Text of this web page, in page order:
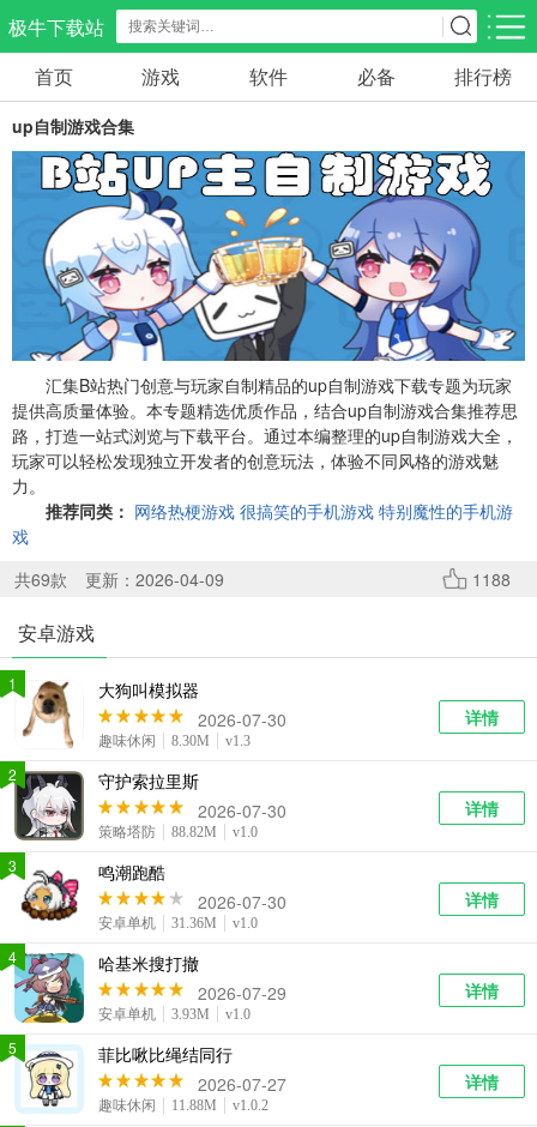
极牛下载站
应用分类 游戏分类
生活服务
298款应用
电商购物
86款应用
教育学习
178款应用
气象交通
84款应用
游戏辅助
478款应用
摄影美化
216款应用
社交聊天
184款应用
电子图书
441款应用
移动办公
184款应用
新闻阅读
43款应用
金融理财
54款应用
媒体影音
603款应用
647款应用
336款应用
娱乐资讯
首页 游戏 软件 必备 排行榜
up自制游戏合集
汇集B站热门创意与玩家自制精品的up自制游戏下载专题为玩家
提供高质量体验。本专题精选优质作品，结合up自制游戏合集推荐思
路，打造一站式浏览与下载平台。通过本编整理的up自制游戏大全，
玩家可以轻松发现独立开发者的创意玩法，体验不同风格的游戏魅
力。
推荐同类： 网络热梗游戏 很搞笑的手机游戏 特别魔性的手机游
戏
共69款 更新：2026-04-09 1188
安卓游戏
大狗叫模拟器
2026-07-30
趣味休闲 8.30M v1.3
详情
1
守护索拉里斯
2026-07-30
策略塔防 88.82M v1.0
详情
2
鸣潮跑酷
2026-07-30
安卓单机 31.36M v1.0
详情
3
哈基米搜打撤
2026-07-29
安卓单机 3.93M v1.0
详情
4
菲比啾比绳结同行
2026-07-27
趣味休闲 11.88M v1.0.2
详情
5